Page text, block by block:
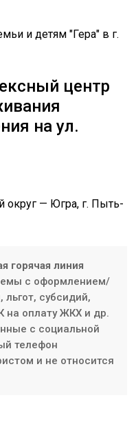
центр
на ул.
округ — Югра, г. Пыть-
горячая линия
с оформлением/
субсидий,
на оплату ЖКХ и др.
с социальной
телефон
и не относится